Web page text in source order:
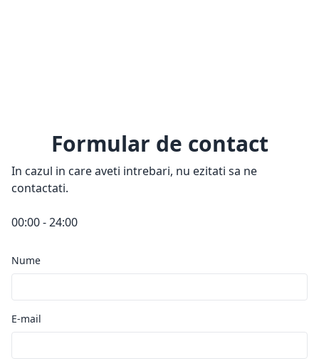
Formular de contact
In cazul in care aveti intrebari, nu ezitati sa ne
contactati.
00:00 - 24:00
Nume
E-mail